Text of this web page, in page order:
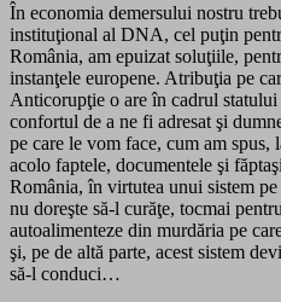
În economia demersului nostru
instituţional al DNA, cel puţin
România, am epuizat soluţiile,
instanţele europene. Atribuţia pe
Anticorupţie o are în cadrul
confortul de a ne fi adresat şi
pe care le vom face, cum am spus,
acolo faptele, documentele şi
România, în virtutea unui sistem
nu doreşte să-l curăţe, tocmai
autoalimenteze din murdăria pe
şi, pe de altă parte, acest sistem
să-l conduci…